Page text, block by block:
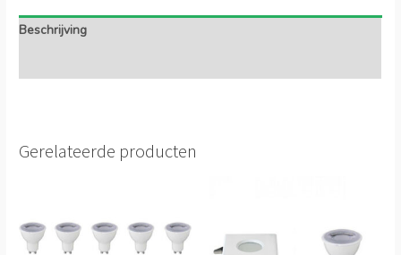
Beschrijving
Gerelateerde producten